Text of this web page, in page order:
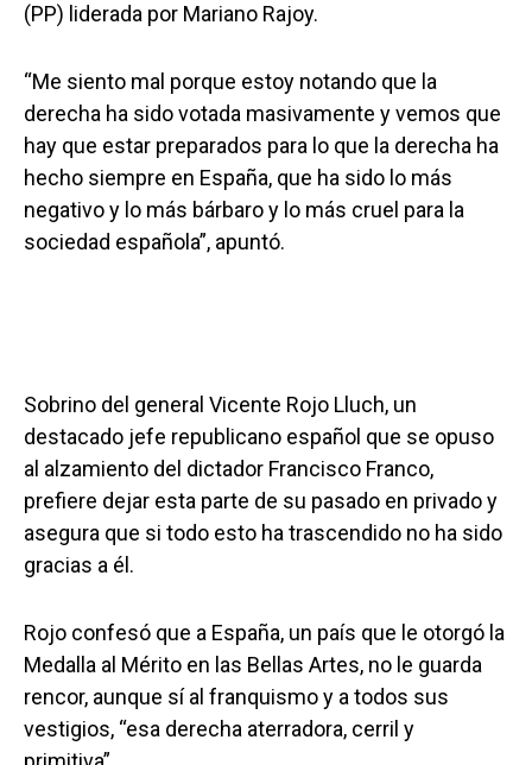
(PP) liderada por Mariano Rajoy.
“Me siento mal porque estoy notando que la
derecha ha sido votada masivamente y vemos que
hay que estar preparados para lo que la derecha ha
hecho siempre en España, que ha sido lo más
negativo y lo más bárbaro y lo más cruel para la
sociedad española”, apuntó.
Sobrino del general Vicente Rojo Lluch, un
destacado jefe republicano español que se opuso
al alzamiento del dictador Francisco Franco,
prefiere dejar esta parte de su pasado en privado y
asegura que si todo esto ha trascendido no ha sido
gracias a él.
Rojo confesó que a España, un país que le otorgó la
Medalla al Mérito en las Bellas Artes, no le guarda
rencor, aunque sí al franquismo y a todos sus
vestigios, “esa derecha aterradora, cerril y